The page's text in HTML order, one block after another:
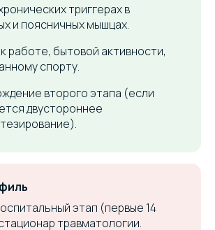
триггерах в
и поясничных мышцах.
работе, бытовой активности,
спорту.
второго этапа (если
двустороннее
этап (первые 14
травматологии.